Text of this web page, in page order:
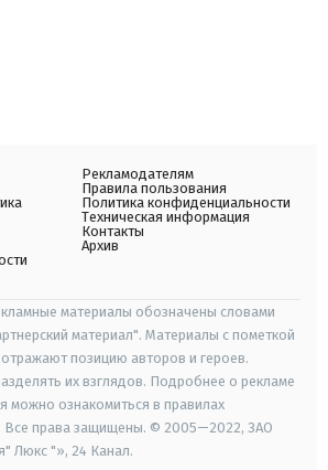
Рекламодателям
Правила пользования
Политика конфиденциальности
Техническая информация
Контакты
Архив
материалы обозначены словами
материал". Материалы с пометкой
позицию авторов и героев.
их взглядов. Подробнее о рекламе
можно ознакомиться в правилах
Все права защищены. © 2005—2022, ЗАО
Люкс "», 24 Канал.